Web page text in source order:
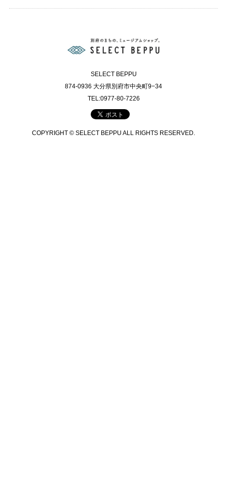
SELECT BEPPU
874-0936 大分県別府市中央町9−34
TEL:0977-80-7226
COPYRIGHT © SELECT BEPPU ALL RIGHTS RESERVED.